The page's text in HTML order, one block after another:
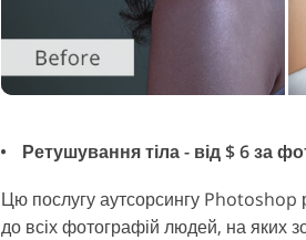
Ретушування тіла - від $ 6 за
Цю послугу аутсорсингу Photoshop
до всіх фотографій людей, на яких